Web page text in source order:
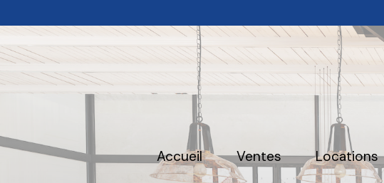
accueil ventes locations